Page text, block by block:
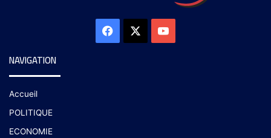
NAVIGATION
Accueil
POLITIQUE
ECONOMIE